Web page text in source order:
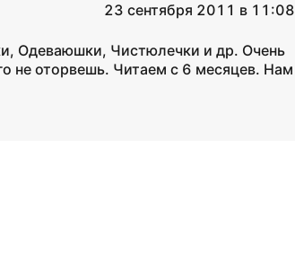
23 сентября 2011 в 11:08
Одеваюшки, Чистюлечки и др. Очень
не оторвешь. Читаем с 6 месяцев. Нам